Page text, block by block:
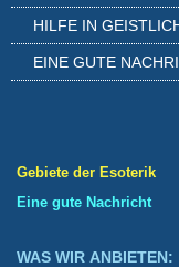
HILFE IN
EINE GUTE
Gebiete der Esoterik
Eine gute Nachricht
WAS WIR ANBIETEN: